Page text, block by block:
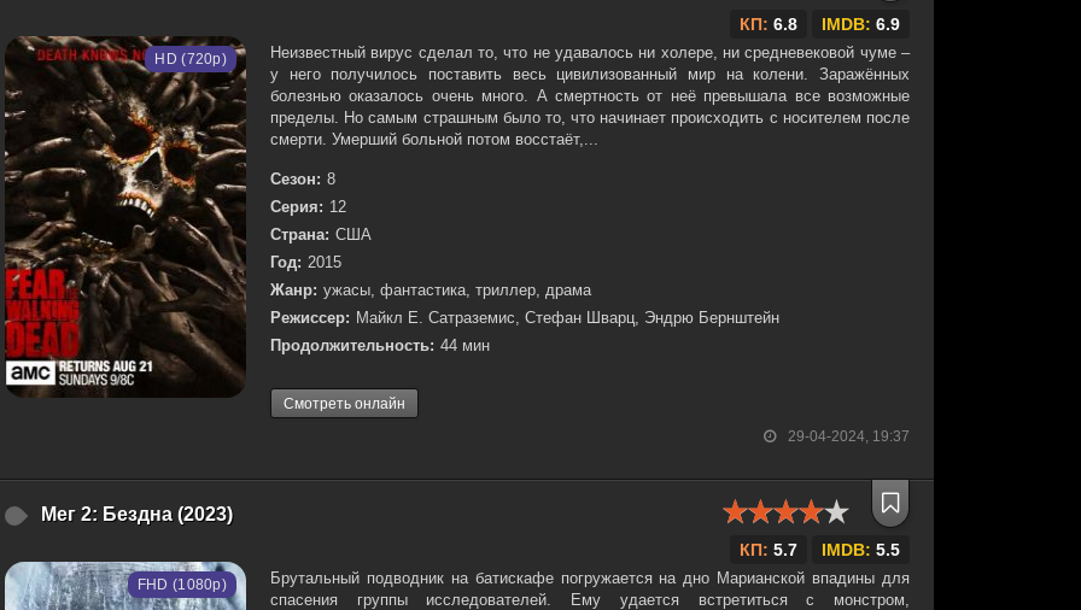
КП: 6.8 IMDB: 6.9
29-04-2024, 19:37
HD (720p)
Неизвестный вирус сделал то, что не удавалось ни холере, ни средневековой чуме –
у него получилось поставить весь цивилизованный мир на колени. Заражённых
болезнью оказалось очень много. А смертность от неё превышала все возможные
пределы. Но самым страшным было то, что начинает происходить с носителем после
смерти. Умерший больной потом восстаёт,...
Сезон: 8
Серия: 12
Страна: США
Год: 2015
Жанр: ужасы, фантастика, триллер, драма
Режиссер: Майкл Е. Сатраземис, Стефан Шварц, Эндрю Бернштейн
Продолжительность: 44 мин
Смотреть онлайн
Мег 2: Бездна (2023)
КП: 5.7 IMDB: 5.5
FHD (1080p)
Брутальный подводник на батискафе погружается на дно Марианской впадины для
спасения группы исследователей. Ему удается встретиться с монстром,